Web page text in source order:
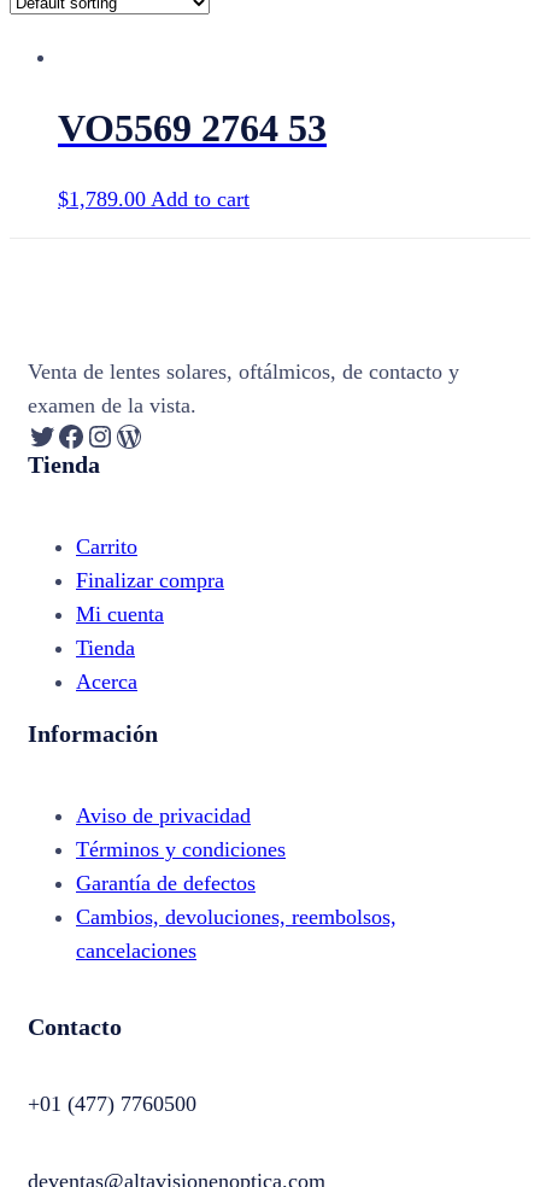
VO5569 2764 53
$1,789.00 Add to cart
Venta de lentes solares, oftálmicos, de contacto y
examen de la vista.
Twitter Facebook Instagram WordPress
Tienda
Carrito
Finalizar compra
Mi cuenta
Tienda
Acerca
Información
Aviso de privacidad
Términos y condiciones
Garantía de defectos
Cambios, devoluciones, reembolsos,
cancelaciones
Contacto
+01 (477) 7760500
deventas@altavisionenoptica.com